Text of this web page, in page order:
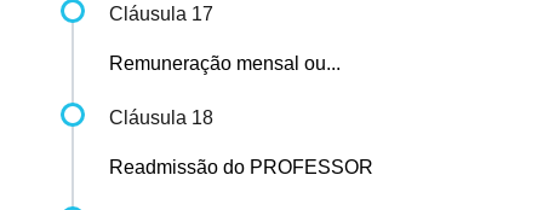
Cláusula 17
Remuneração mensal ou...
Cláusula 18
Readmissão do PROFESSOR